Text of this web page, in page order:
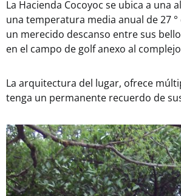
La Hacienda Cocoyoc se ubica a una
una temperatura media anual de 27
un merecido descanso entre sus
en el campo de golf anexo al
La arquitectura del lugar, ofrece
tenga un permanente recuerdo de